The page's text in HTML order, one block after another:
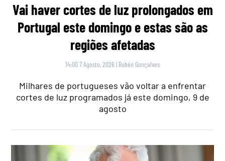
Vai haver cortes de luz prolongados em
Portugal este domingo e estas são as
regiões afetadas
14:00 7 Agosto, 2026 | Rubén Gonçalves
Milhares de portugueses vão voltar a enfrentar
cortes de luz programados já este domingo, 9 de
agosto